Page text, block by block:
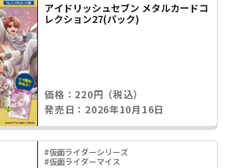
アイドリッシュセブン メタルカードコ
レクション27(パック)
価格：220円（税込）
発売日：2026年10月16日
#仮面ライダーシリーズ
#仮面ライダーマイス